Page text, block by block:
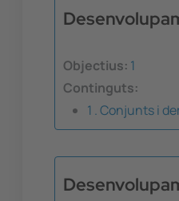
Objectius: 1
Continguts:
1 . Conjunts i